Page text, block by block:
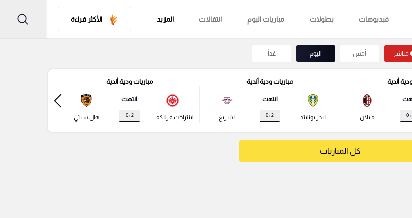
فيديوهات بطولات مباريات اليوم انتقالات المزيد الأكثر قراءة
مباشر أمس اليوم غداً
أندية
ميلان
مباريات ودية أندية
ليدز يونايتد
انتهت
2 : 0 لايبزيغ
مباريات ودية أندية
آينتراخت فرانكفورت
انتهت
2 : 0 هال سيتي
كل المباريات